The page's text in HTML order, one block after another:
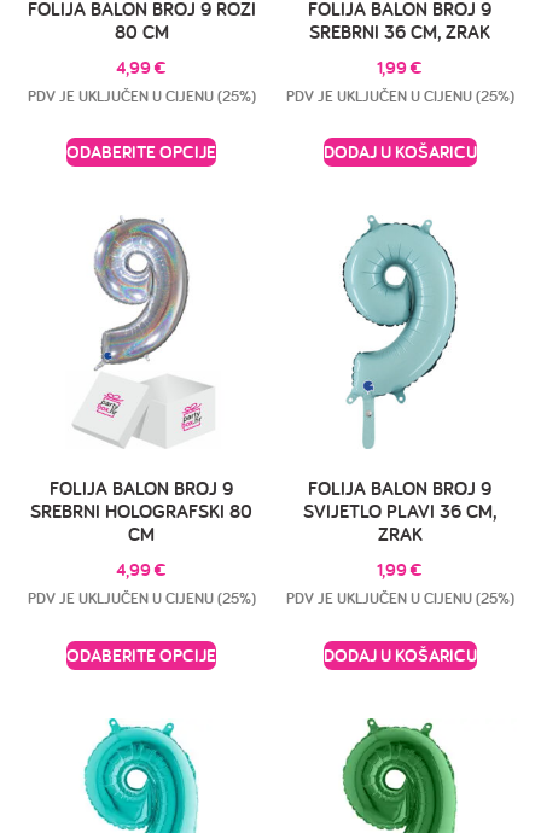
FOLIJA BALON BROJ 9 ROZI
80 CM
4,99€
PDV JE UKLJUČEN U CIJENU (25%)
ODABERITE OPCIJE
FOLIJA BALON BROJ 9
SREBRNI 36 CM, ZRAK
1,99€
PDV JE UKLJUČEN U CIJENU (25%)
DODAJ U KOŠARICU
FOLIJA BALON BROJ 9
SREBRNI HOLOGRAFSKI 80
CM
4,99€
PDV JE UKLJUČEN U CIJENU (25%)
ODABERITE OPCIJE
FOLIJA BALON BROJ 9
SVIJETLO PLAVI 36 CM,
ZRAK
1,99€
PDV JE UKLJUČEN U CIJENU (25%)
DODAJ U KOŠARICU